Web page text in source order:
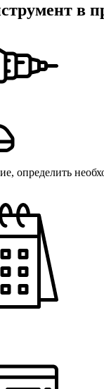
в
определить